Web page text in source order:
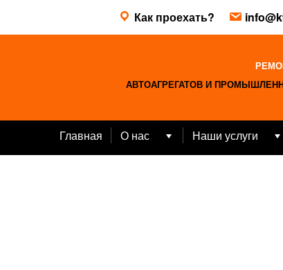
content
Как проехать?
АВТОАГРЕГАТОВ И
Главная О нас
Open
Наши услуги